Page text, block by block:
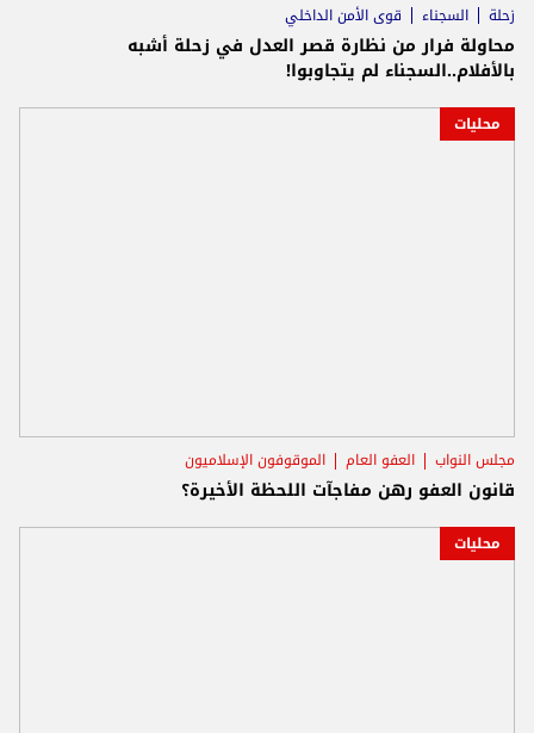
زحلة السجناء قوى الأمن الداخلي
محاولة فرار من نظارة قصر العدل في زحلة أشبه
بالأفلام..السجناء لم يتجاوبوا!
محليات
مجلس النواب العفو العام الموقوفون الإسلاميون
قانون العفو رهن مفاجآت اللحظة الأخيرة؟
محليات